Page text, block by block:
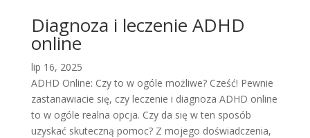
Diagnoza i leczenie ADHD
online
lip 16, 2025
ADHD Online: Czy to w ogóle możliwe? Cześć! Pewnie
zastanawiacie się, czy leczenie i diagnoza ADHD online
to w ogóle realna opcja. Czy da się w ten sposób
uzyskać skuteczną pomoc? Z mojego doświadczenia,